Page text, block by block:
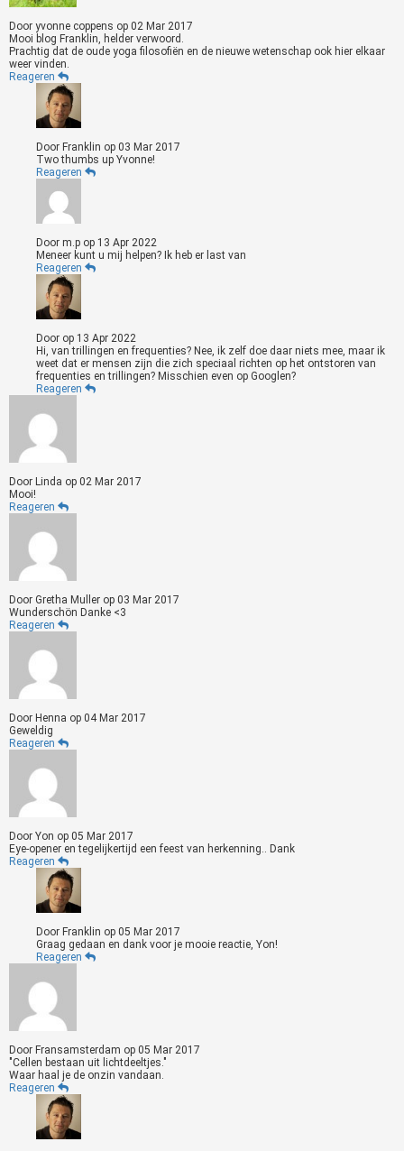
Door yvonne coppens op 02 Mar 2017
Mooi blog Franklin, helder verwoord.
Prachtig dat de oude yoga filosofiën en de nieuwe wetenschap ook hier elkaar
weer vinden.
Reageren
Door Franklin op 03 Mar 2017
Two thumbs up Yvonne!
Reageren
Door m.p op 13 Apr 2022
Meneer kunt u mij helpen? Ik heb er last van
Reageren
Door op 13 Apr 2022
Hi, van trillingen en frequenties? Nee, ik zelf doe daar niets mee, maar ik
weet dat er mensen zijn die zich speciaal richten op het ontstoren van
frequenties en trillingen? Misschien even op Googlen?
Reageren
Door Linda op 02 Mar 2017
Mooi!
Reageren
Door Gretha Muller op 03 Mar 2017
Wunderschön Danke <3
Reageren
Door Henna op 04 Mar 2017
Geweldig
Reageren
Door Yon op 05 Mar 2017
Eye-opener en tegelijkertijd een feest van herkenning.. Dank
Reageren
Door Franklin op 05 Mar 2017
Graag gedaan en dank voor je mooie reactie, Yon!
Reageren
Door Fransamsterdam op 05 Mar 2017
"Cellen bestaan uit lichtdeeltjes."
Waar haal je de onzin vandaan.
Reageren